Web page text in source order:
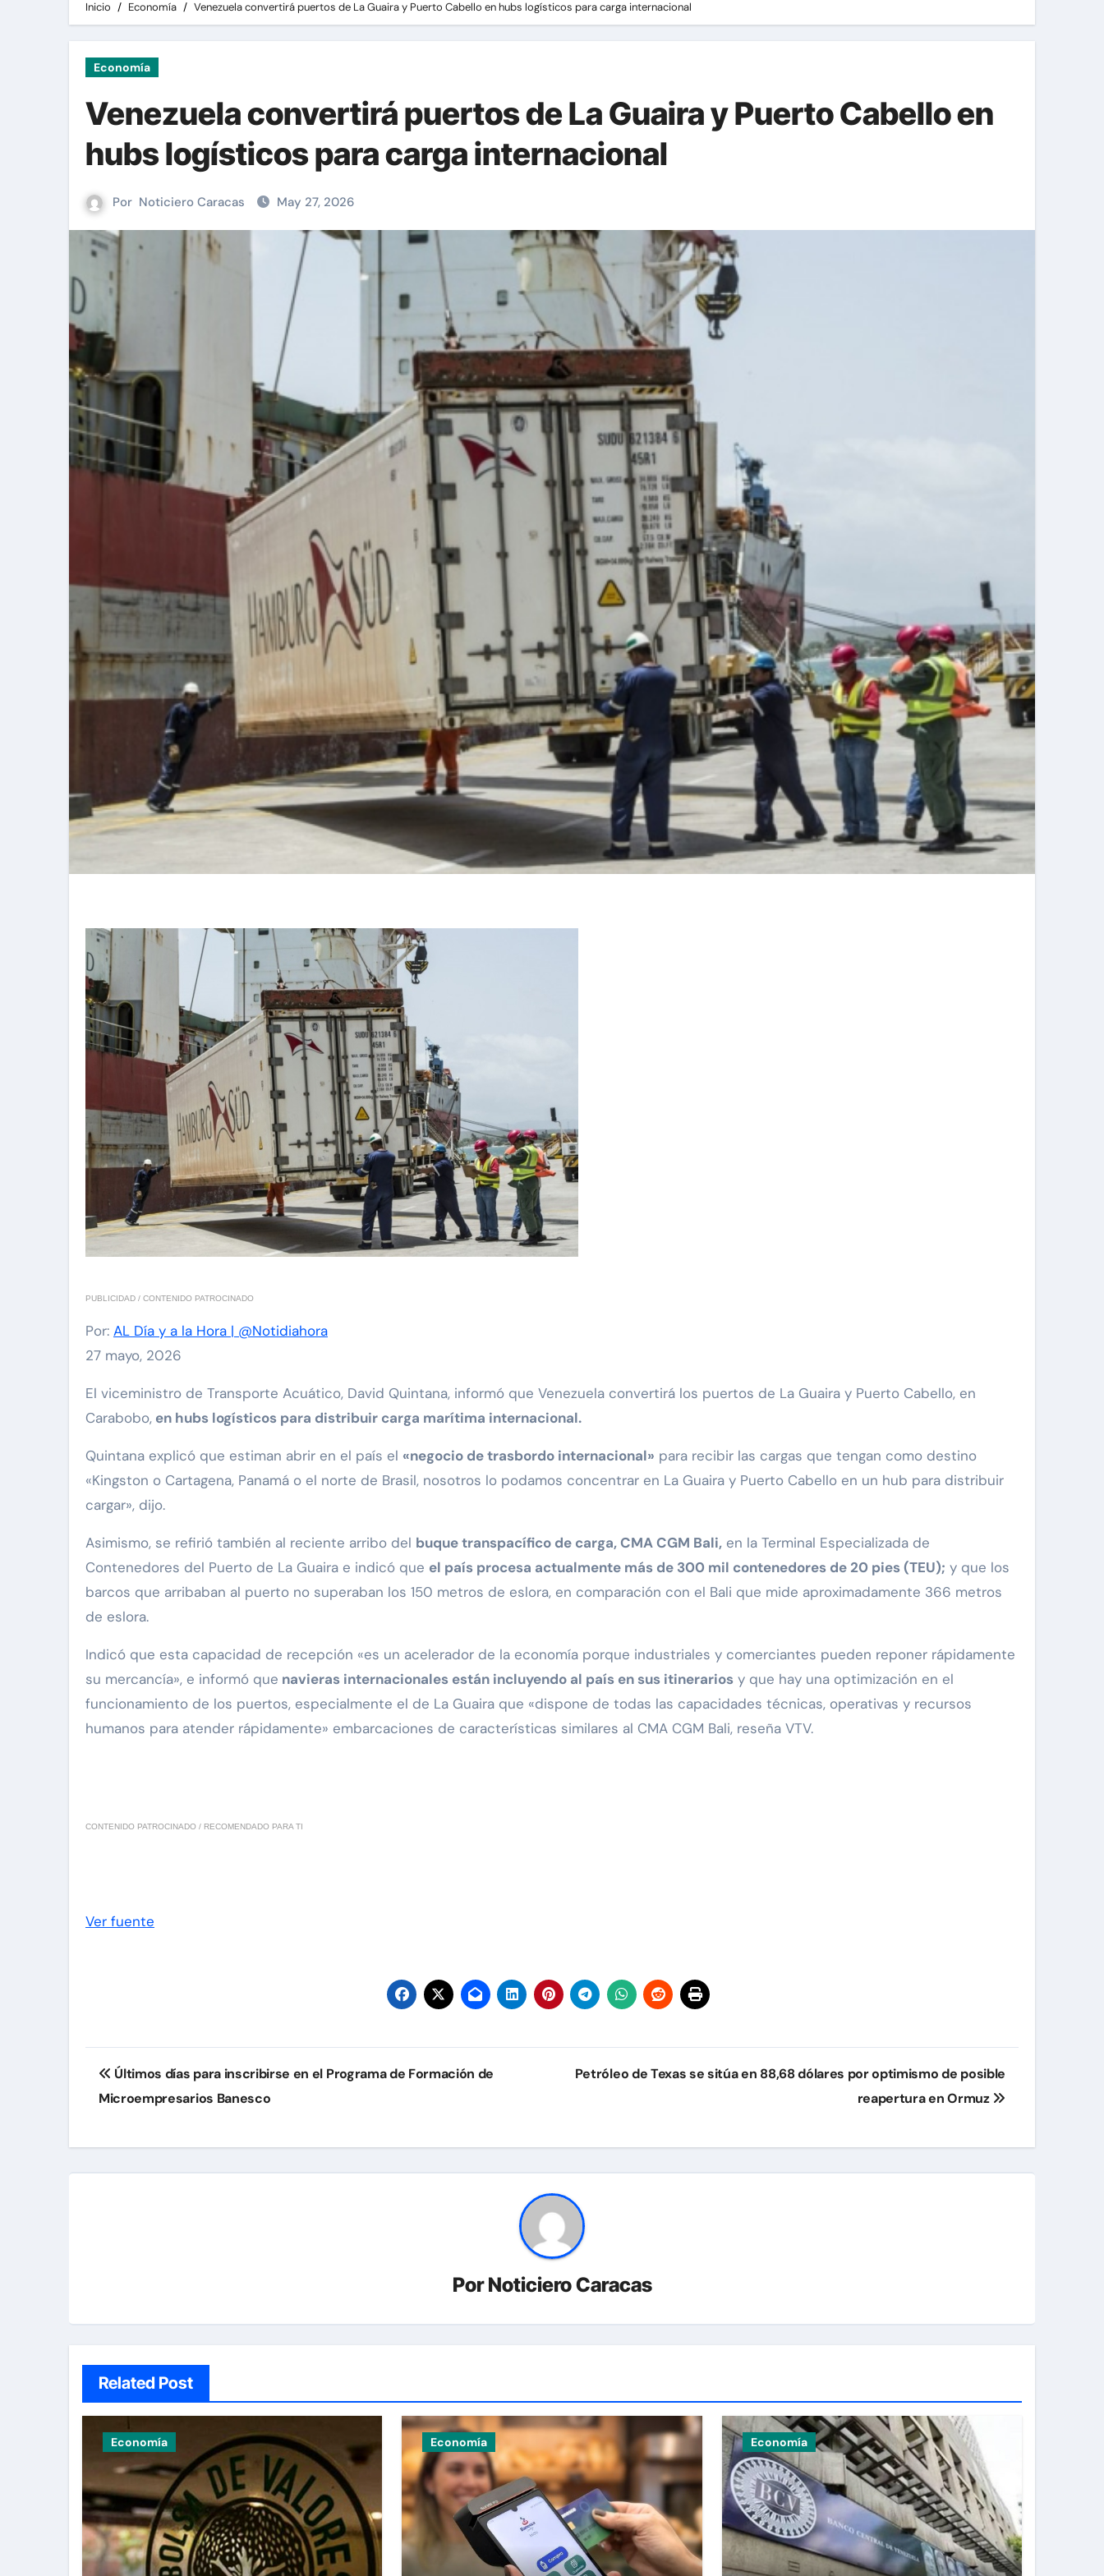
Inicio Economía Venezuela convertirá puertos de La Guaira y Puerto Cabello en hubs logísticos para carga internacional
Economía
Venezuela convertirá puertos de La Guaira y Puerto Cabello en
hubs logísticos para carga internacional
Por Noticiero Caracas May 27, 2026
PUBLICIDAD / CONTENIDO PATROCINADO
Por: AL Día y a la Hora | @Notidiahora
27 mayo, 2026
El viceministro de Transporte Acuático, David Quintana, informó que Venezuela convertirá los puertos de La Guaira y Puerto Cabello, en
Carabobo, en hubs logísticos para distribuir carga marítima internacional.
Quintana explicó que estiman abrir en el país el «negocio de trasbordo internacional» para recibir las cargas que tengan como destino
«Kingston o Cartagena, Panamá o el norte de Brasil, nosotros lo podamos concentrar en La Guaira y Puerto Cabello en un hub para distribuir
cargar», dijo.
Asimismo, se refirió también al reciente arribo del buque transpacífico de carga, CMA CGM Bali, en la Terminal Especializada de
Contenedores del Puerto de La Guaira e indicó que el país procesa actualmente más de 300 mil contenedores de 20 pies (TEU); y que los
barcos que arribaban al puerto no superaban los 150 metros de eslora, en comparación con el Bali que mide aproximadamente 366 metros
de eslora.
Indicó que esta capacidad de recepción «es un acelerador de la economía porque industriales y comerciantes pueden reponer rápidamente
su mercancía», e informó que navieras internacionales están incluyendo al país en sus itinerarios y que hay una optimización en el
funcionamiento de los puertos, especialmente el de La Guaira que «dispone de todas las capacidades técnicas, operativas y recursos
humanos para atender rápidamente» embarcaciones de características similares al CMA CGM Bali, reseña VTV.
CONTENIDO PATROCINADO / RECOMENDADO PARA TI
Ver fuente
Navegación
de
Últimos días para inscribirse en el Programa de Formación de
Microempresarios Banesco
Petróleo de Texas se sitúa en 88,68 dólares por optimismo de posible
reapertura en Ormuz
PorNoticiero Caracas
Related Post
Economía Economía Economía